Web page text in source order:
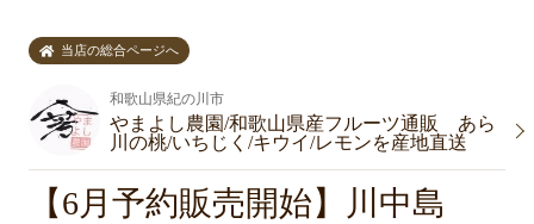
当店の総合ページへ
和歌山県紀の川市
やまよし農園/和歌山県産フルーツ通販 あら
川の桃/いちじく/キウイ/レモンを産地直送
【6月予約販売開始】川中島